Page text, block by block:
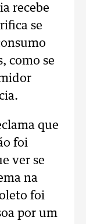
recebe
se
como se
que
foi
ver se
na
foi
por um